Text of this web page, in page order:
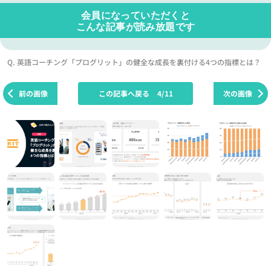
会員になっていただくと
こんな記事が読み放題です
Q. 英語コーチング「プログリット」の健全な成長を裏付ける4つの指標とは？
前の画像 次の画像
この記事へ戻る 4/11